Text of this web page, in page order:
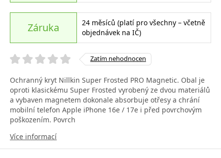
Záruka
24 měsíců (platí pro všechny – včetně
objednávek na IČ)
Zatím nehodnocen
Ochranný kryt Nillkin Super Frosted PRO Magnetic. Obal je
oproti klasickému Super Frosted vyrobený ze dvou materiálů
a vybaven magnetem dokonale absorbuje otřesy a chrání
mobilní telefon Apple iPhone 16e / 17e i před povrchovým
poškozením. Povrch
Více informací